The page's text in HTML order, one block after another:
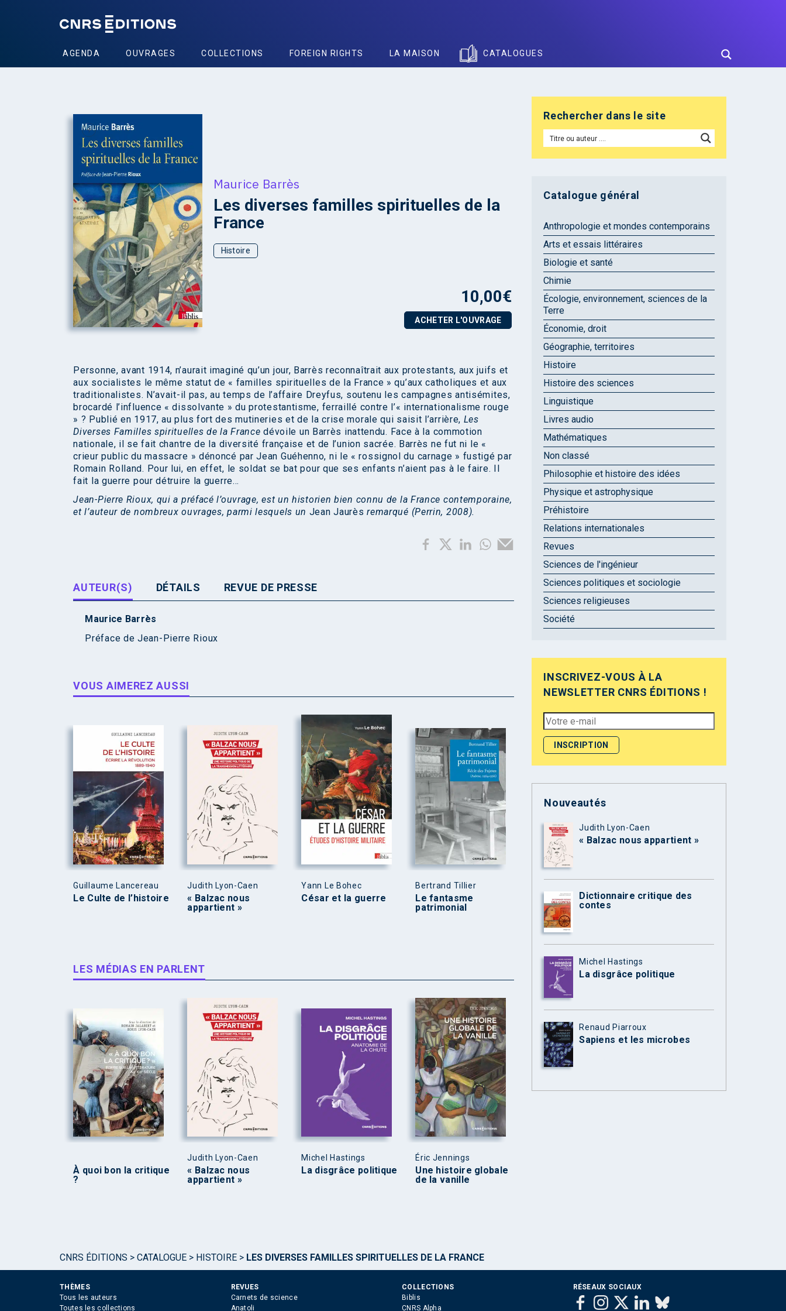
AGENDA OUVRAGES COLLECTIONS FOREIGN RIGHTS LA MAISON CATALOGUES
+
Maurice Barrès
Les diverses familles spirituelles de la
France
Histoire
10,00€
ACHETER L'OUVRAGE
Personne, avant 1914, n’aurait imaginé qu’un jour, Barrès reconnaîtrait aux protestants, aux juifs et
aux socialistes le même statut de « familles spirituelles de la France » qu’aux catholiques et aux
traditionalistes. N’avait-il pas, au temps de l’affaire Dreyfus, soutenu les campagnes antisémites,
brocardé l’influence « dissolvante » du protestantisme, ferraillé contre l’« internationalisme rouge
» ? Publié en 1917, au plus fort des mutineries et de la crise morale qui saisit l’arrière, Les
Diverses Familles spirituelles de la Francedévoile un Barrès inattendu. Face à la commotion
nationale, il se fait chantre de la diversité française et de l’union sacrée. Barrès ne fut ni le «
crieur public du massacre » dénoncé par Jean Guéhenno, ni le « rossignol du carnage » fustigé par
Romain Rolland. Pour lui, en effet, le soldat se bat pour que ses enfants n’aient pas à le faire. Il
fait la guerre pour détruire la guerre…
Jean-Pierre Rioux, qui a préfacé l’ouvrage, est un historien bien connu de la France contemporaine,
et l’auteur de nombreux ouvrages, parmi lesquels un Jean Jaurèsremarqué (Perrin, 2008).
AUTEUR(S) DÉTAILS REVUE DE PRESSE
Maurice Barrès
Préface deJean-Pierre Rioux
VOUS AIMEREZ AUSSI
Guillaume Lancereau
Le Culte de l’histoire
Judith Lyon-Caen
« Balzac nous
appartient »
Yann Le Bohec
César et la guerre
Bertrand Tillier
Le fantasme
patrimonial
LES MÉDIAS EN PARLENT
À quoi bon la critique
?
Judith Lyon-Caen
« Balzac nous
appartient »
Michel Hastings
La disgrâce politique
Éric Jennings
Une histoire globale
de la vanille
Rechercher dans le site
Catalogue général
Anthropologie et mondes contemporains
Arts et essais littéraires
Biologie et santé
Chimie
Écologie, environnement, sciences de la
Terre
Économie, droit
Géographie, territoires
Histoire
Histoire des sciences
Linguistique
Livres audio
Mathématiques
Non classé
Philosophie et histoire des idées
Physique et astrophysique
Préhistoire
Relations internationales
Revues
Sciences de l'ingénieur
Sciences politiques et sociologie
Sciences religieuses
Société
INSCRIVEZ-VOUS À LA
NEWSLETTER CNRS ÉDITIONS !
Nouveautés
Judith Lyon-Caen
« Balzac nous appartient »
Dictionnaire critique des
contes
Michel Hastings
La disgrâce politique
Renaud Piarroux
Sapiens et les microbes
CNRS ÉDITIONS > CATALOGUE > HISTOIRE > LES DIVERSES FAMILLES SPIRITUELLES DE LA FRANCE
THÈMES
Tous les auteurs
Toutes les collections
REVUES
Carnets de science
Anatoli
COLLECTIONS
Biblis
CNRS Alpha
RÉSEAUX SOCIAUX